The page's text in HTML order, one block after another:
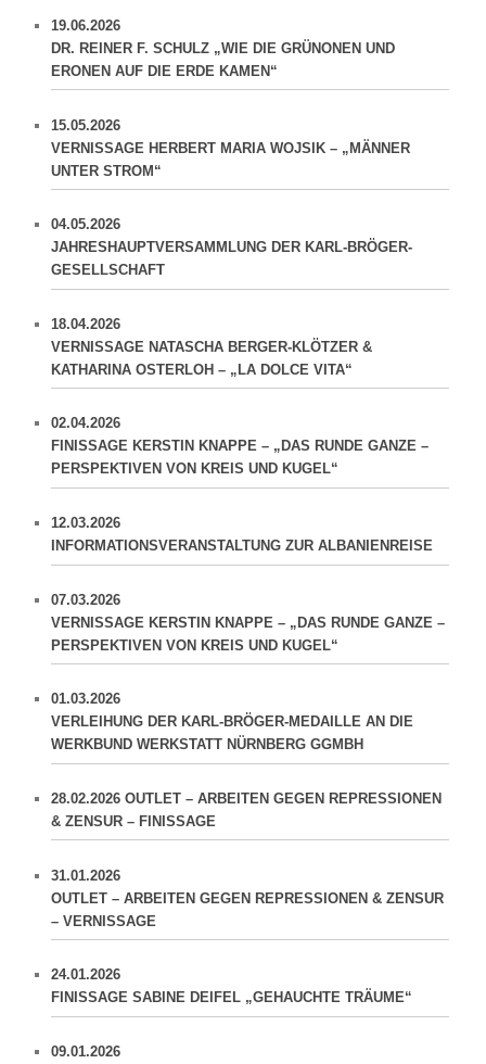
19.06.2026
DR. REINER F. SCHULZ „WIE DIE GRÜNONEN UND
ERONEN AUF DIE ERDE KAMEN“
15.05.2026
VERNISSAGE HERBERT MARIA WOJSIK – „MÄNNER
UNTER STROM“
04.05.2026
JAHRESHAUPTVERSAMMLUNG DER KARL-BRÖGER-
GESELLSCHAFT
18.04.2026
VERNISSAGE NATASCHA BERGER-KLÖTZER &
KATHARINA OSTERLOH – „LA DOLCE VITA“
02.04.2026
FINISSAGE KERSTIN KNAPPE – „DAS RUNDE GANZE –
PERSPEKTIVEN VON KREIS UND KUGEL“
12.03.2026
INFORMATIONSVERANSTALTUNG ZUR ALBANIENREISE
07.03.2026
VERNISSAGE KERSTIN KNAPPE – „DAS RUNDE GANZE –
PERSPEKTIVEN VON KREIS UND KUGEL“
01.03.2026
VERLEIHUNG DER KARL-BRÖGER-MEDAILLE AN DIE
WERKBUND WERKSTATT NÜRNBERG GGMBH
28.02.2026 OUTLET – ARBEITEN GEGEN REPRESSIONEN
& ZENSUR – FINISSAGE
31.01.2026
OUTLET – ARBEITEN GEGEN REPRESSIONEN & ZENSUR
– VERNISSAGE
24.01.2026
FINISSAGE SABINE DEIFEL „GEHAUCHTE TRÄUME“
09.01.2026